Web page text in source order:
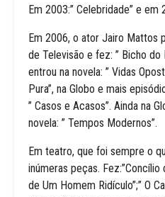
Em 2003:” Celebridade” e em
Em 2006, o ator Jairo Mattos
de Televisão e fez: ” Bicho do
entrou na novela: ” Vidas
Pura”, na Globo e mais
” Casos e Acasos”. Ainda na
novela: ” Tempos Modernos”.
Em teatro, que foi sempre o
inúmeras peças. Fez:”Concílio
de Um Homem Ridículo”;” O